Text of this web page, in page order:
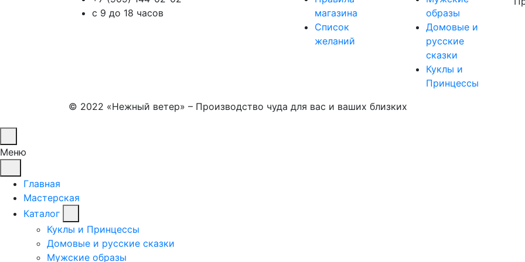
с 9 до 18 часов
магазина
Список
желаний
образы
Домовые и
русские
сказки
Куклы и
Принцессы
© 2022 «Нежный ветер» – Производство чуда для вас и ваших близких
Меню
Главная
Мастерская
Каталог
Куклы и Принцессы
Домовые и русские сказки
Мужские образы